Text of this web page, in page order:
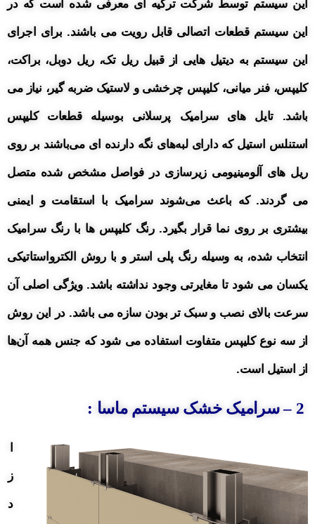
این سیستم توسط شرکت ترکیه ای معرفی شده است که در
این سیستم قطعات اتصالی قابل رویت می باشند. برای اجرای
این سیستم به دیتیل هایی از قبیل ریل تک،ریل دوبل، براکت،
کلیپس، فنر میانی، کلیپس چرخشی و لاستیک ضربه گیر، نیاز می
باشد. تایل های سرامیک پرسلانی بوسیله قطعات کلیپس
استنلس استیل که دارای لبه‌های نگه دارنده ای می‌باشند بر روی
ریل های آلومینیومی زیرسازی در فواصل مشخص شده متصل
می گردند. که باعث می‌شوند سرامیک با استقامت و ایمنی
بیشتری بر روی نما قرار بگیرد. رنگ کلیپس ها با رنگ سرامیک
انتخاب شده، به وسیله رنگ پلی استر و با روش الکترواستاتیکی
یکسان می شود تا مغایرتی وجود نداشته باشد. ویژگی اصلی آن
سرعت بالای نصب و سبک تر بودن سازه می باشد. در این روش
از سه نوع کلیپس متفاوت استفادهمی شود که جنس همه آن‌ها
از استیل است.
ز
د